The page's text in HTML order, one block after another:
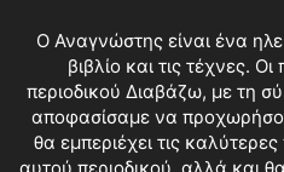
O Αναγνώστης είναι ένα
βιβλίο και τις τέχνες.
περιοδικού Διαβάζω, με τη
αποφασίσαμε να
θα εμπεριέχει τις